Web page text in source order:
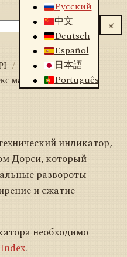
Русский
中文
Deutsch
Español
日本語
Português
☀️
/ Индикаторы
/
массы (MI)
индикатор,
Дорси, который
развороты
и сжатие
необходимо
.